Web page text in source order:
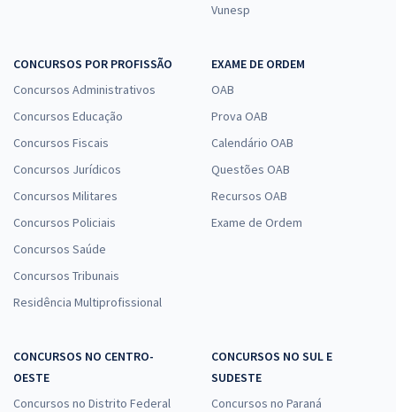
Vunesp
CONCURSOS POR PROFISSÃO
Concursos Administrativos
Concursos Educação
Concursos Fiscais
Concursos Jurídicos
Concursos Militares
Concursos Policiais
Concursos Saúde
Concursos Tribunais
Residência Multiprofissional
EXAME DE ORDEM
OAB
Prova OAB
Calendário OAB
Questões OAB
Recursos OAB
Exame de Ordem
CONCURSOS NO CENTRO-
OESTE
Concursos no Distrito Federal
CONCURSOS NO SUL E
SUDESTE
Concursos no Paraná